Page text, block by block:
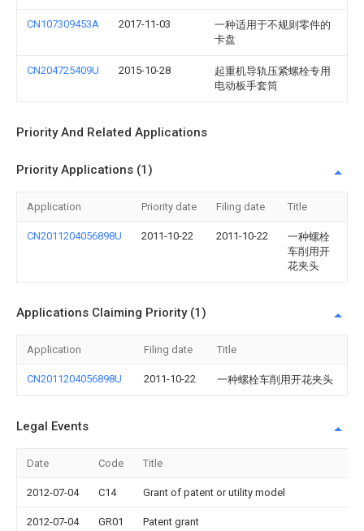
CN107309453A 2017-11-03
一种适用于不规则零件的
卡盘
CN204725409U 2015-10-28
起重机导轨压紧螺栓专用
电动板手套筒
Priority And Related Applications
Priority Applications (1)
Application Priority date Filing date Title
CN2011204056898U 2011-10-22 2011-10-22
一种螺栓
车削用开
花夹头
Applications Claiming Priority (1)
Application Filing date Title
CN2011204056898U 2011-10-22 一种螺栓车削用开花夹头
Legal Events
Date Code Title
2012-07-04 C14 Grant of patent or utility model
2012-07-04 GR01 Patent grant